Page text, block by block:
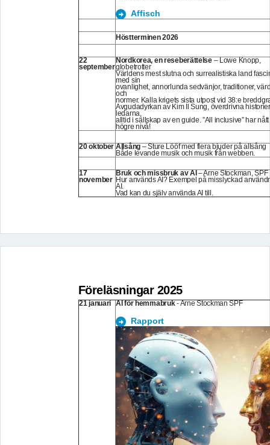
Affisch
Höstterminen 2026
22
september
Nordkorea, en reseberättelse– Lowe Knopp,
globetrotter
Världens mest slutna och surrealistiska land
med sin
ovanlighet, annorlunda sedvänjor, traditioner,
och
normer. Kalla krigets sista utpost vid 38:e
Avgudadyrkan av Kim Il Sung, överdrivna
ledarna,
alltid i sällskap av en guide. ”All inclusive” har
högre nivå!
20 oktober Allsång– Sture Lööf med flera bjuder på allsång
Både levande musik och musik från webben.
17
november
Bruk och missbruk av AI – Arne Stockman, SPF
Hur används AI? Exempel på misslyckad
AI.
Vad kan du själv använda AI till.
Föreläsningar 2025
21 januari AI för hemmabruk- Arne Stockman SPF
Rapport